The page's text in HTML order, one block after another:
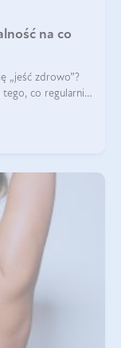
na co
„jeść zdrowo”?
co regularnie